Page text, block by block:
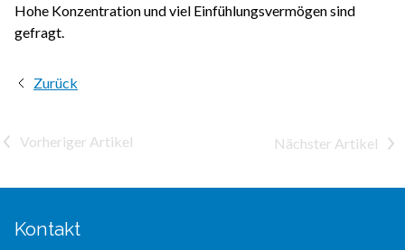
Hohe Konzentration und viel Einfühlungsvermögen sind
gefragt.
Zurück
< >
Kontakt